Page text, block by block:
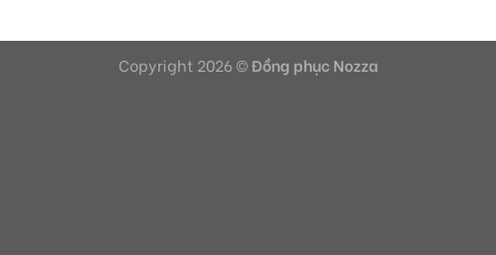
Copyright 2026 ©Đồng phục Nozza